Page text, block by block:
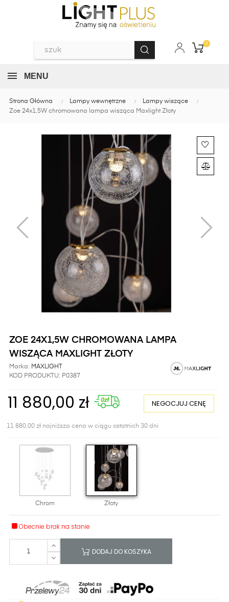
0
MENU
Strona Główna Lampy wewnętrzne
Lampy wiszące
Zoe 24x1,5W chromowana lampa wisząca Maxlight Złoty
ZOE 24X1,5W CHROMOWANA LAMPA
WISZĄCA MAXLIGHT ZŁOTY
Marka: MAXLIGHT
KOD PRODUKTU: P0387
11 880,00 zł NEGOCJUJ CENĘ
11 880,00 zł najniższa cena w ciągu ostatnich 30 dni
Chrom Złoty
Obecnie brak na stanie
DODAJ DO KOSZYKA